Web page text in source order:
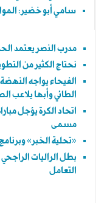
سامي أبو خضير:
مدرب النصر يعتمد
نحتاج الكثير من
الفيحاء يواجه
الطائي وأبها يلاعب
اتحاد الكرة يؤجل
مسمى
«تحلية الخبر»
بطل الراليات
التعامل